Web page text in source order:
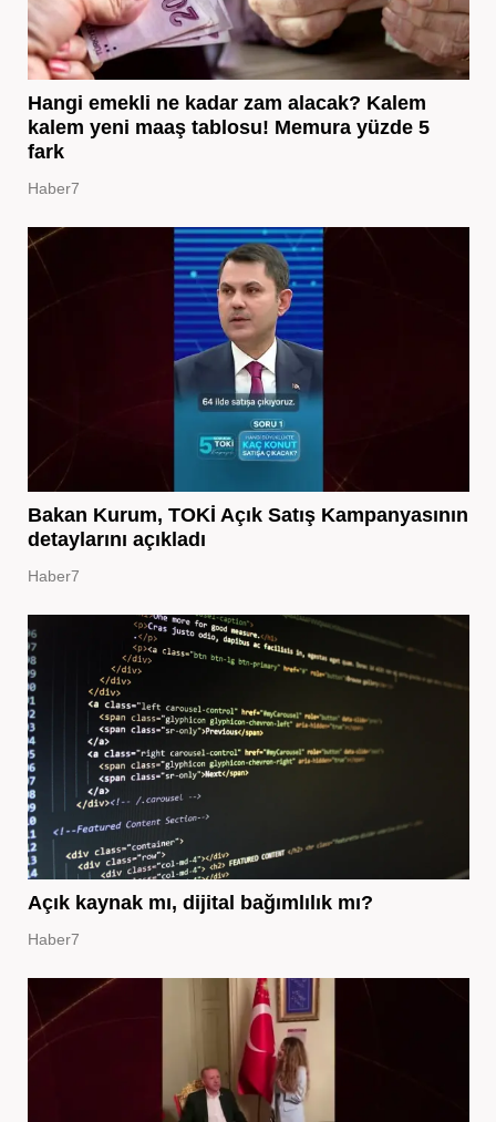
Hangi emekli ne kadar zam alacak? Kalem
kalem yeni maaş tablosu! Memura yüzde 5
fark
Haber7
Bakan Kurum, TOKİ Açık Satış Kampanyasının
detaylarını açıkladı
Haber7
Açık kaynak mı, dijital bağımlılık mı?
Haber7